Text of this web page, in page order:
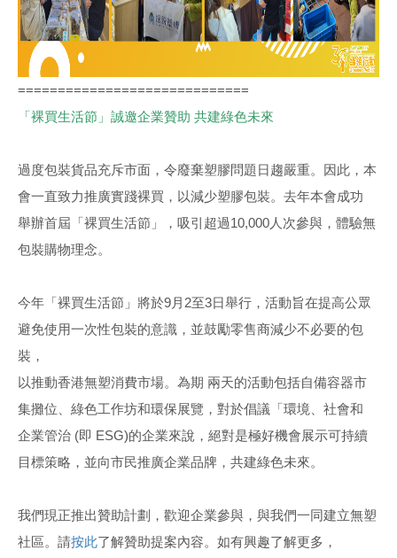
=============================
「裸買生活節」誠邀企業贊助 共建綠色未來
過度包裝貨品充斥市面，令廢棄塑膠問題日趨嚴重。因此，本
會一直致力推廣實踐裸買，以減少塑膠包裝。去年本會成功
舉辦首屆「裸買生活節」，吸引超過10,000人次參與，體驗無
包裝購物理念。
今年「裸買生活節」將於9月2至3日舉行，活動旨在提高公眾
避免使用一次性包裝的意識，並鼓勵零售商減少不必要的包
裝，
以推動香港無塑消費市場。為期 兩天的活動包括自備容器市
集攤位、綠色工作坊和環保展覽，對於倡議「環境、社會和
企業管治 (即 ESG)的企業來說，絕對是極好機會展示可持續
目標策略，並向市民推廣企業品牌，共建綠色未來。
我們現正推出贊助計劃，歡迎企業參與，與我們一同建立無塑
社區。請按此了解贊助提案內容。如有興趣了解更多，